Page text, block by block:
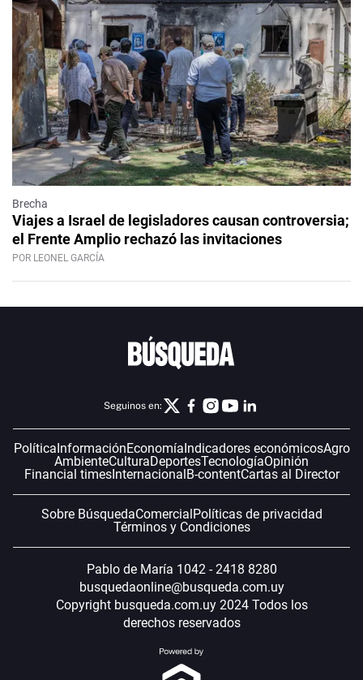
Brecha
Viajes a Israel de legisladores causan controversia;
el Frente Amplio rechazó las invitaciones
POR LEONEL GARCÍA
Seguinos en:
PolíticaInformaciónEconomíaIndicadores económicosAgro
AmbienteCulturaDeportesTecnologíaOpinión
Financial timesInternacionalB-contentCartas al Director
Sobre BúsquedaComercialPolíticas de privacidad
Términos y Condiciones
Pablo de María 1042 - 2418 8280
busquedaonline@busqueda.com.uy
Copyright busqueda.com.uy 2024 Todos los
derechos reservados